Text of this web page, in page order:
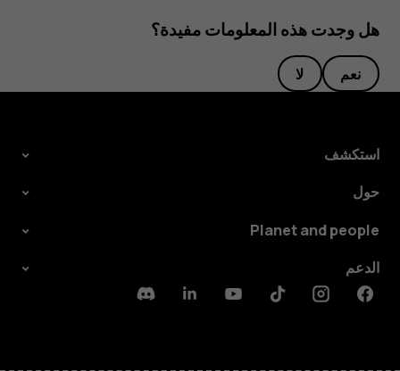
هل وجدت هذه المعلومات مفيدة؟
نعم لا
استكشف
حول
Planet and people
الدعم
Facebook
Instagram
Tiktok
Youtube
Linkedin
Discord